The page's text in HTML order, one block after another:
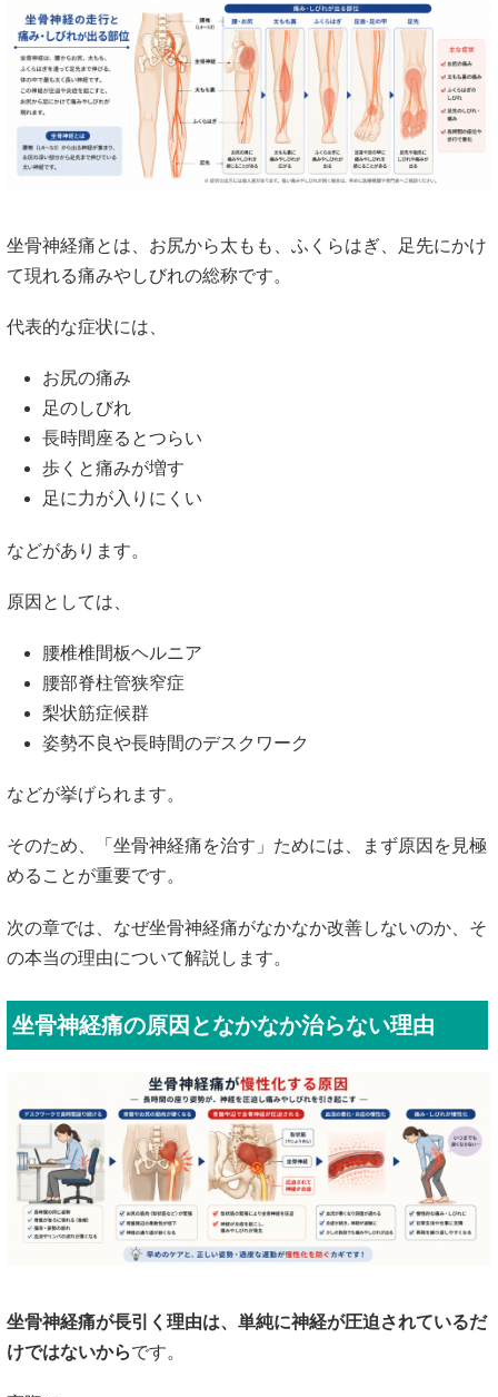
坐骨神経痛とは、お尻から太もも、ふくらはぎ、足先にかけ
て現れる痛みやしびれの総称です。
代表的な症状には、
お尻の痛み
足のしびれ
長時間座るとつらい
歩くと痛みが増す
足に力が入りにくい
などがあります。
原因としては、
腰椎椎間板ヘルニア
腰部脊柱管狭窄症
梨状筋症候群
姿勢不良や長時間のデスクワーク
などが挙げられます。
そのため、「坐骨神経痛を治す」ためには、まず原因を見極
めることが重要です。
次の章では、なぜ坐骨神経痛がなかなか改善しないのか、そ
の本当の理由について解説します。
坐骨神経痛の原因となかなか治らない理由
坐骨神経痛が長引く理由は、単純に神経が圧迫されているだ
けではないからです。